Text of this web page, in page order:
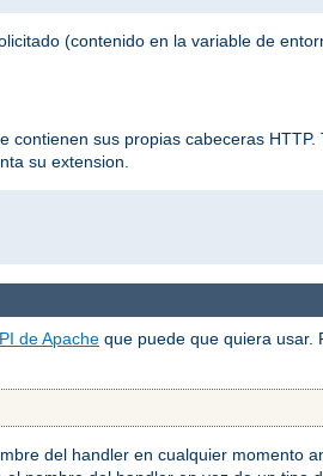
(contenido en la variable de
contienen sus propias cabeceras
su extension.
de Apache que puede que quiera usar.
del handler en cualquier momento